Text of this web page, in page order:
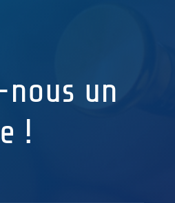
nous un
!